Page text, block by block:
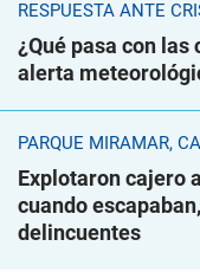
RESPUESTA ANTE
¿Qué pasa con
alerta
PARQUE MIRAMAR,
Explotaron cajero
cuando
delincuentes